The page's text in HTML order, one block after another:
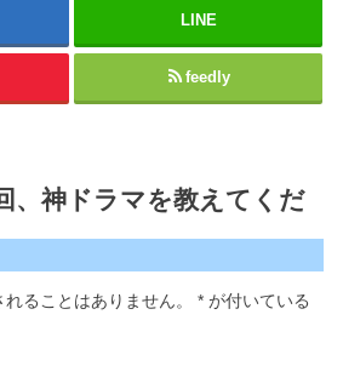
LINE
feedly
、神ドラマを教えてくだ
ることはありません。 * が付いている